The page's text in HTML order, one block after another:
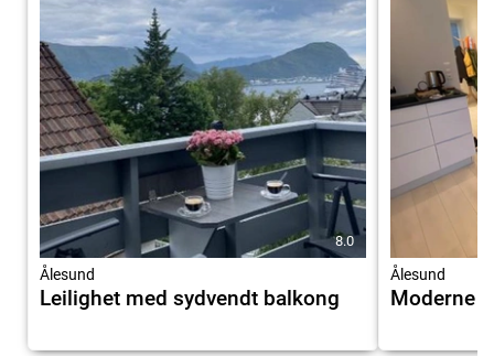
8.0
Ålesund
Leilighet med sydvendt balkong
Ålesund
Moderne